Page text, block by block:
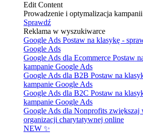
Edit Content
Prowadzenie i optymalizacja
Sprawdź
Reklama w wyszukiwarce
Google Ads Postaw na klasykę -
Google Ads
Google Ads dla Ecommerce Postaw
kampanie Google Ads
Google Ads dla B2B Postaw na
kampanie Google Ads
Google Ads dla B2C Postaw na
kampanie Google Ads
Google Ads dla Nonprofits zwiększaj
organizacji charytatywnej online
NEW ✨